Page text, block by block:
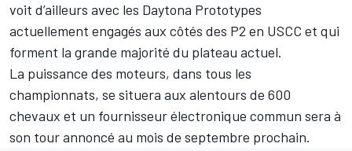
voit d’ailleurs avec les Daytona Prototypes
actuellement engagés aux côtés des P2 en USCC et qui
forment la grande majorité du plateau actuel.
La puissance des moteurs, dans tous les
championnats, se situera aux alentours de 600
chevaux et un fournisseur électronique commun sera à
son tour annoncé au mois de septembre prochain.